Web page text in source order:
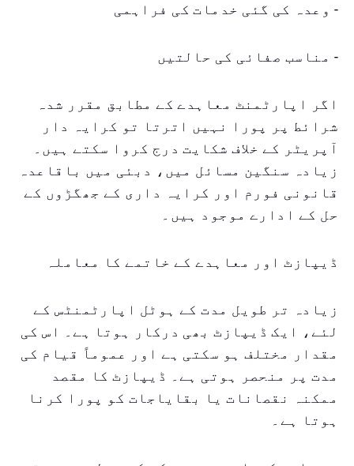
- وعدہ کی گئی خدمات کی فراہمی
- مناسب صفائی کی حالتیں
اگر اپارٹمنٹ معاہدے کے مطابق مقرر شدہ
شرائط پر پورا نہیں اترتا تو کرایہ دار
آپریٹر کے خلاف شکایت درج کروا سکتے ہیں۔
زیادہ سنگین مسائل میں، دبئی میں باقاعدہ
قانونی فورم اور کرایہ داری کے جھگڑوں کے
حل کے ادارے موجود ہیں۔
ڈیپازٹ اور معاہدے کے خاتمے کا معاملہ
زیادہ تر طویل مدت کے ہوٹل اپارٹمنٹس کے
لئے، ایک ڈیپازٹ بھی درکار ہوتا ہے۔ اس کی
مقدار مختلف ہو سکتی ہے اور عموماً قیام کی
مدت پر منحصر ہوتی ہے۔ ڈیپازٹ کا مقصد
ممکنہ نقصانات یا بقایاجات کو پورا کرنا
ہوتا ہے۔